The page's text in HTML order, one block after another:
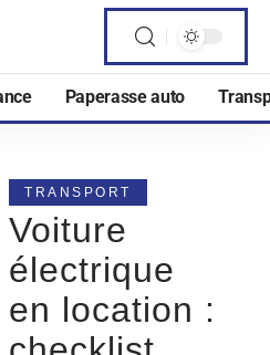
Paperasse auto
TRANSPORT
Voiture
électrique
en location :